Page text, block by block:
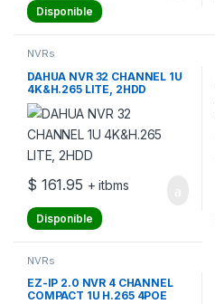
Disponible
NVRs
DAHUA NVR 32 CHANNEL 1U
4K&H.265 LITE, 2HDD
$ 161.95 + itbms
Disponible
NVRs
EZ-IP 2.0 NVR 4 CHANNEL
COMPACT 1U H.265 4POE